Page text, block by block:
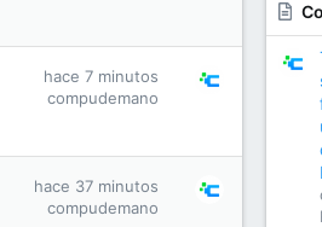
hace 7 minutos
compudemano
hace 37 minutos
compudemano